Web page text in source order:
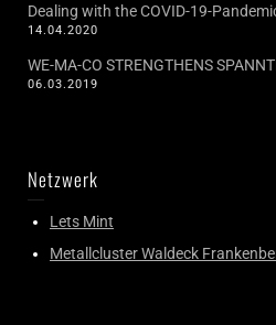
Dealing with the COVID-19-
14.04.2020
WE-MA-CO STRENGTHENS
06.03.2019
Netzwerk
Lets Mint
Metallcluster Waldeck